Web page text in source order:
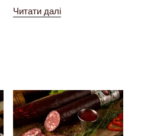
Читати далі